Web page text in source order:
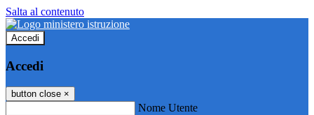
Salta al contenuto
Accedi
Accedi
button close ×
Nome Utente